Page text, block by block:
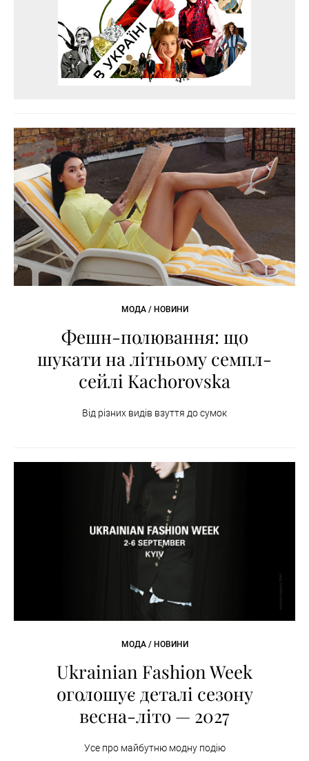
МОДА / НОВИНИ
Фешн-полювання: що
шукати на літньому семпл-
сейлі Kachorovska
Від різних видів взуття до сумок
МОДА / НОВИНИ
Ukrainian Fashion Week
оголошує деталі сезону
весна-літо — 2027
Усе про майбутню модну подію